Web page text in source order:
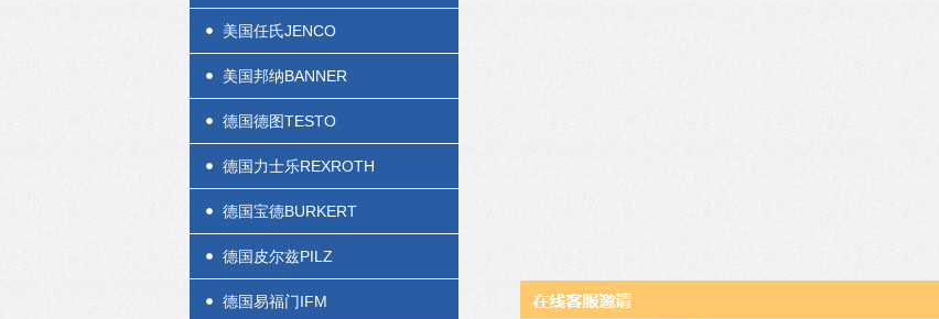
美国任氏JENCO
美国邦纳BANNER
德国德图TESTO
德国力士乐REXROTH
德国宝德BURKERT
德国皮尔兹PILZ
德国易福门IFM